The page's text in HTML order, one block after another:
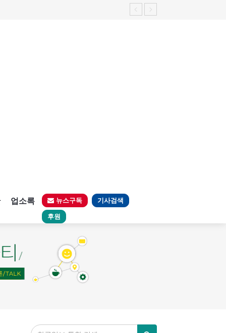
업소록 뉴스구독 기사검색
후원